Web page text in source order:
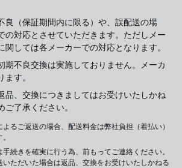
良（保証期間内に限る）や、誤配送の場
の対応とさせていただきます。ただしメー
関しては各メーカーでの対応となります。
期不良交換は実施しておりません。メーカ
す。
品、交換につきましてはお受けいたしかね
ご了承ください。
るご返送の場合、配送料金は弊社負担（着払い）
続きを確実に行う為、前もってご連絡ください。
ただいた場合は返品、交換をお受けいたしかねる